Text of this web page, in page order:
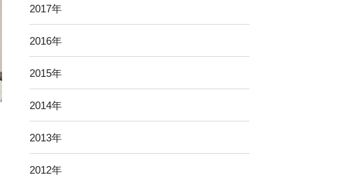
2017年
2016年
2015年
2014年
2013年
2012年